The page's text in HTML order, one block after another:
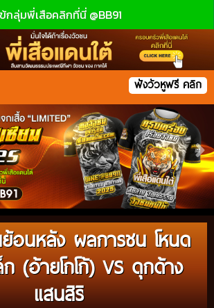
กลุ่มพี่เสือคลิกที่นี่ @BB91
ฟังวัวหูฟรี คลิก
อนหลัง ผลการชน โหนด
ก (อ้ายโกโก้) VS ดุกด้าง
แสนสิริ